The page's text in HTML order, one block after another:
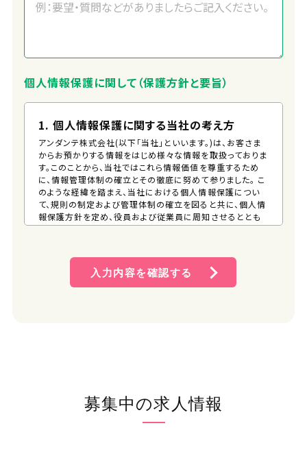
個人情報保護に関して（保護方針と要旨）
1. 個人情報保護に関する当社の考え方
アンダンテ株式会社(以下「当社」といいます。)は、お客さま
からお預かりする情報をはじめ様々な情報を取扱っておりま
す。このことから、当社ではこれら情報価値を尊重するため
に、情報管理体制の確立とその徹底に努めて参りました。 こ
のような経緯を踏まえ、当社における個人情報保護につい
て、規則の制定および管理体制の確立を図ると共に、個人情
報保護方針を定め、役員および従業員に周知させるととも
に、一般の方が、容易に入手できる措置を講じるものとしま
当社は、事業活動において、個人情報をお預かりしている
ことを考慮し、それぞれの業務実態に応じた個人情報保護
のための管理体制を確立すると共に、個人情報の収集、利
入力内容を確認する
募集中の求人情報